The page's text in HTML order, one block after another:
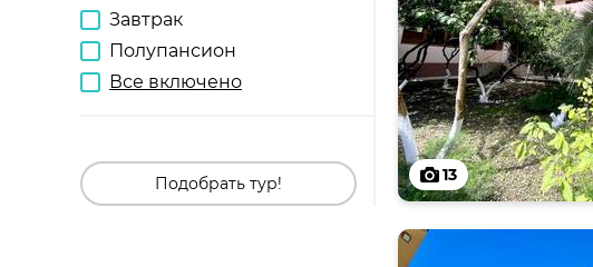
Завтрак
Полупансион
Все включено
Подобрать тур! 13